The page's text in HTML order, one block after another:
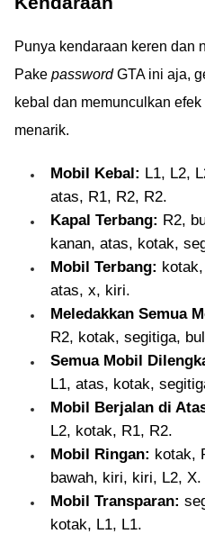
Punya kendaraan keren dan
Pake passwordGTA ini aja,
kebal dan memunculkan
menarik.
Mobil Kebal: L1, L2,
atas, R1, R2, R2.
Kapal Terbang: R2,
kanan, atas, kotak,
Mobil Terbang:
atas, x, kiri.
Meledakkan Semua
R2, kotak, segitiga,
Semua Mobil
L1, atas, kotak,
Mobil Berjalan di
L2, kotak, R1, R2.
Mobil Ringan: kotak,
bawah, kiri, kiri, L2, X.
Mobil Transparan:
kotak, L1, L1.